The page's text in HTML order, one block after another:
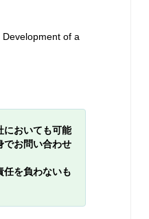
of a
においても可能
でお問い合わせ
任を負わないも